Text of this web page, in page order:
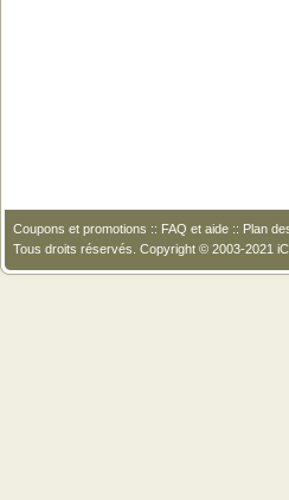
Coupons et promotions :: FAQ et aide :: Plan
Tous droits réservés. Copyright © 2003-2021